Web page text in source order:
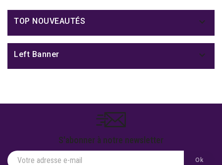
TOP NOUVEAUTÉS 
Left Banner 
S'abonner à notre newsletter